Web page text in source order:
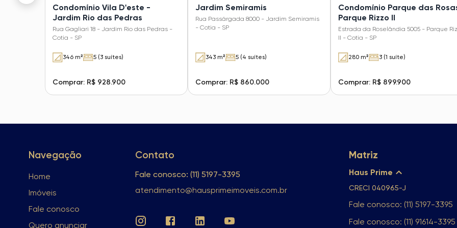
Condomínio Vila D'este -
Jardim Rio das Pedras
Rua Gagliari 18 - Jardim Rio das Pedras -
Cotia - SP
346 m² 5 (3 suítes)
Comprar: R$ 928.900
Jardim Semiramis
Rua Passárgada 8000 - Jardim Semiramis
- Cotia - SP
343 m² 5 (4 suítes)
Comprar: R$ 860.000
Condomínio Parque das
Parque Rizzo II
Estrada da Roselândia 5005 - Parque
II - Cotia - SP
280 m² 3 (1 suíte)
Comprar: R$ 899.900
Navegação
Home
Imóveis
Fale conosco
Quero anunciar
Contato
Fale conosco: (11) 5197-3395
atendimento@hausprimeimoveis.com.br
Matriz
Haus Prime
CRECI 040965-J
Fale conosco: (11) 5197-3395
Fale conosco: (11) 91614-3395